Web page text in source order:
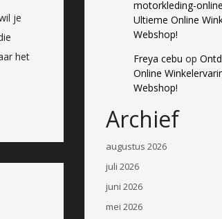
je
het
motorkleding-online
Ultieme Online
Webshop!
Freya cebu op
Online
Webshop!
Archief
augustus 2026
juli 2026
juni 2026
mei 2026